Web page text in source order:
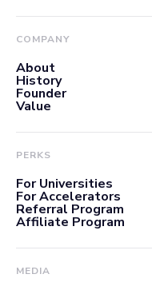
COMPANY
About
History
Founder
Value
PERKS
For Universities
For Accelerators
Referral Program
Affiliate Program
MEDIA